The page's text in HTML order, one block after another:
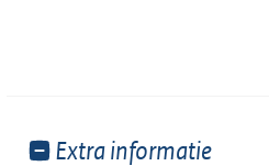
Toon
Extra informatie